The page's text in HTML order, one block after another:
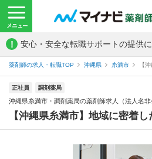
! 安心・安全な転職サポートの提供に
薬剤師の求人・転職TOP 沖縄県 糸満市 【
正社員 調剤薬局
沖縄県糸満市・調剤薬局の薬剤師求人（法人名非
【沖縄県糸満市】地域に密着し